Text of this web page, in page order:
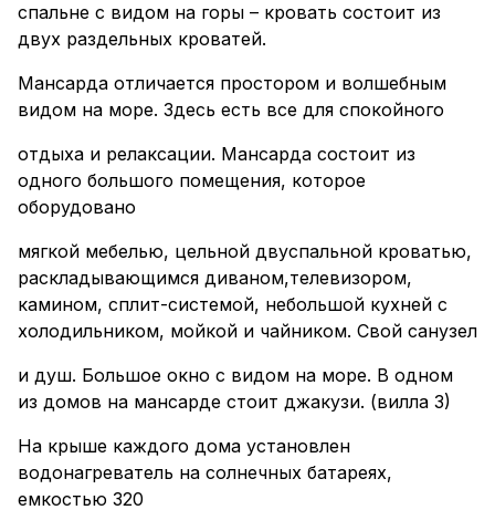
спальне с видом на горы – кровать состоит из
двух раздельных кроватей.
Мансарда отличается простором и волшебным
видом на море. Здесь есть все для спокойного
отдыха и релаксации. Мансарда состоит из
одного большого помещения, которое
оборудовано
мягкой мебелью, цельной двуспальной кроватью,
раскладывающимся диваном,телевизором,
камином, сплит-системой, небольшой кухней с
холодильником, мойкой и чайником. Свой санузел
и душ. Большое окно с видом на море. В одном
из домов на мансарде стоит джакузи. (вилла 3)
На крыше каждого дома установлен
водонагреватель на солнечных батареях,
емкостью 320